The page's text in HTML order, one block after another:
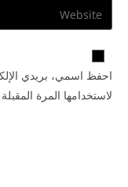
احفظ اسمي، بريدي
لاستخدامها المرة